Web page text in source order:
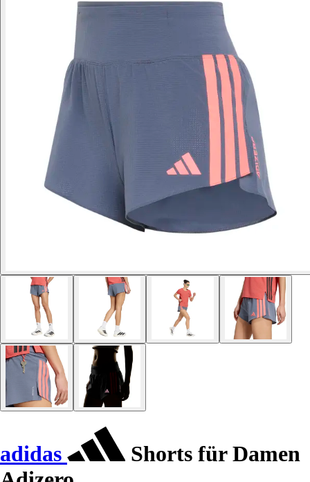
adidas
Shorts für Damen